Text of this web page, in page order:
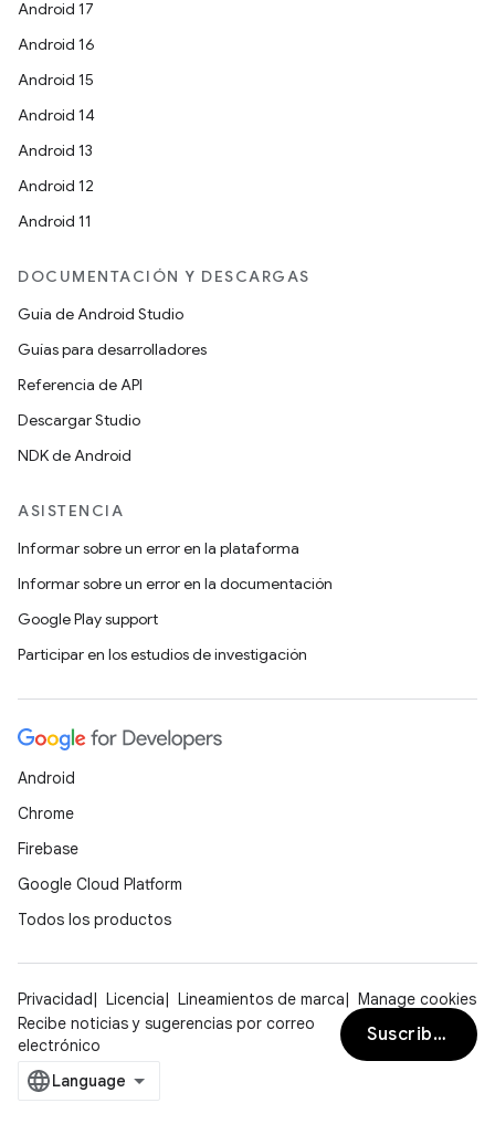
Android 17
Android 16
Android 15
Android 14
Android 13
Android 12
Android 11
DOCUMENTACIÓN Y DESCARGAS
Guía de Android Studio
Guías para desarrolladores
Referencia de API
Descargar Studio
NDK de Android
ASISTENCIA
Informar sobre un error en la plataforma
Informar sobre un error en la documentación
Google Play support
Participar en los estudios de investigación
Android
Chrome
Firebase
Google Cloud Platform
Todos los productos
Privacidad Licencia Lineamientos de marca
Manage cookies
Recibe noticias y sugerencias por correo
electrónico
Suscribirse